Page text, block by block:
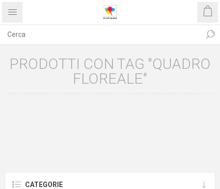
PRODOTTI CON TAG "QUADRO
FLOREALE"
CATEGORIE